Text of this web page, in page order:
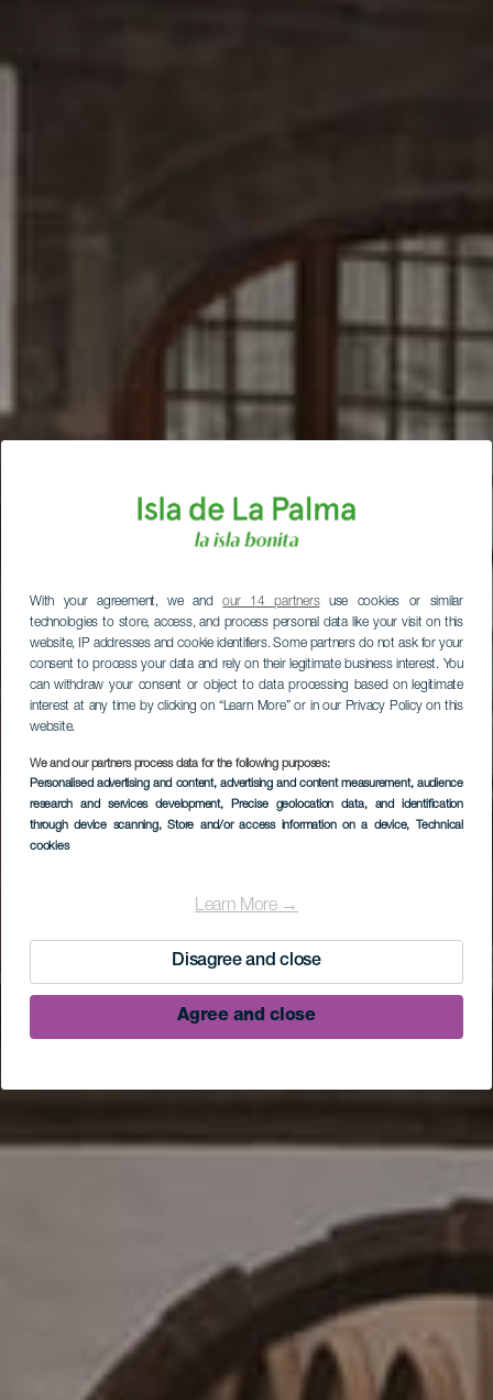
With your agreement, we andour 14 partnersuse cookies or similar
technologies to store, access, and process personal data like your visit on this
website, IP addresses and cookie identifiers. Some partners do not ask for your
consent to process your data and rely on their legitimate business interest. You
can withdraw your consent or object to data processing based on legitimate
interest at any time by clicking on “Learn More” or in our Privacy Policy on this
website.
We and our partners process data for the following purposes:
Personalised advertising and content, advertising and content measurement, audience
research and services development, Precise geolocation data, and identification
through device scanning, Store and/or access information on a device, Technical
cookies
Learn More →
Disagree and close
Agree and close
Cruz de La Palma